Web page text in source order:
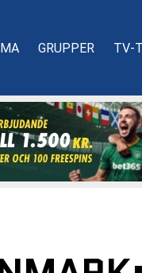
GRUPPER TV-